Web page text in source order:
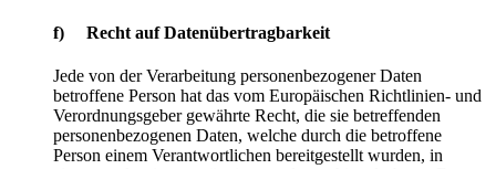
f) Recht auf Datenübertragbarkeit
Jede von der Verarbeitung personenbezogener Daten
betroffene Person hat das vom Europäischen Richtlinien- und
Verordnungsgeber gewährte Recht, die sie betreffenden
personenbezogenen Daten, welche durch die betroffene
Person einem Verantwortlichen bereitgestellt wurden, in